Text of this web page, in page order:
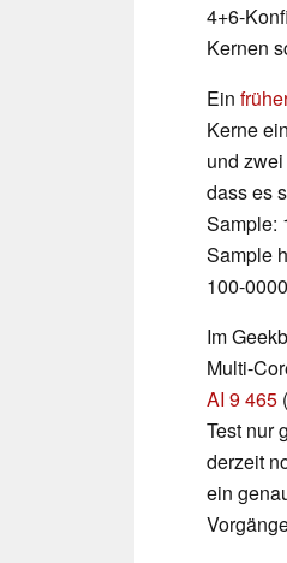
4+6-
Kernen
Ein
Kerne
und
dass es
Sample:
Sample
100-
Im
Multi-
AI 9 465
Test nur
derzeit
ein